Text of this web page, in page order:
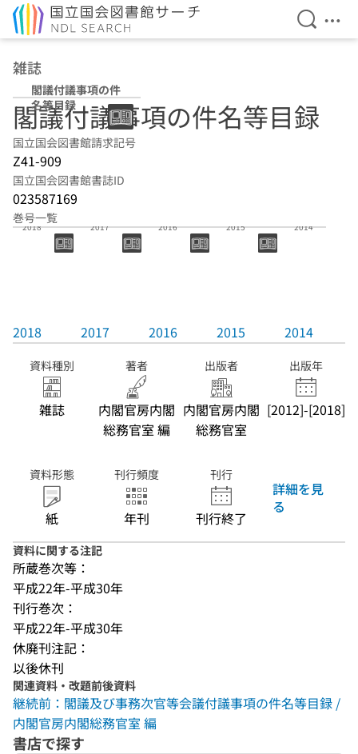
検索を
メ
雑誌
閣議付議事項の件
名等目録
閣議付議事項の件名等目録
国立国会図書館請求記号
Z41-909
国立国会図書館書誌ID
023587169
巻号一覧
2018
2018
2017
2017
2016
2016
2015
2015
2014
2014
資料種別
雑誌
著者
内閣官房内閣
総務官室 編
出版者
内閣官房内閣
総務官室
出版年
[2012]-[2018]
資料形態
紙
刊行頻度
年刊
刊行
刊行終了
詳細を見
る
資料に関する注記
所蔵巻次等：
平成22年-平成30年
刊行巻次：
平成22年-平成30年
休廃刊注記：
以後休刊
関連資料・改題前後資料
継続前：閣議及び事務次官等会議付議事項の件名等目録 /
内閣官房内閣総務官室 編
書店で探す